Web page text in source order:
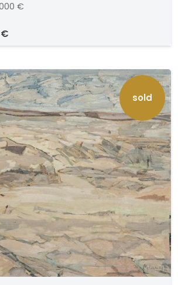
Colección particular, Madrid.
en París", Ayuntamiento de
. Pedro Nuño de la Rosa,
del S.XX en París", Ed.
Oviedo, pág. 21. Helena
Bores. Catálogo
1917-1946", Ed. Fundación
Madrid 2003, pág. 4040,
€
sold